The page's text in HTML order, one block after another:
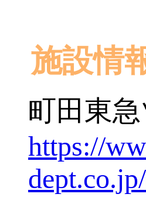
施設情
町田東
https://